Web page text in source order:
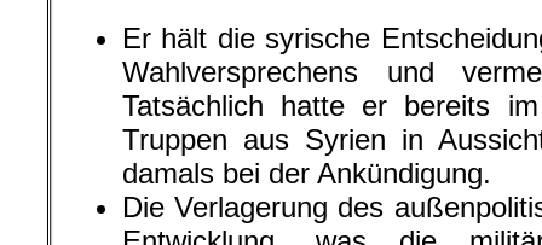
Er hält die syrische
Wahlversprechens und
Tatsächlich hatte er bereits
Truppen aus Syrien in
damals bei der Ankündigung.
Die Verlagerung des